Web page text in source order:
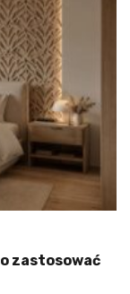
zastosować